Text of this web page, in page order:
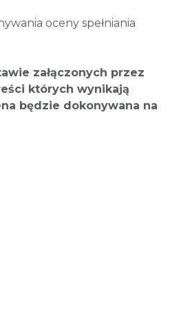
oceny spełniania
załączonych przez
których wynikają
będzie dokonywana na